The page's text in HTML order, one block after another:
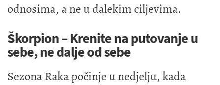
odnosima, a ne u dalekim ciljevima.
Škorpion – Krenite na putovanje u
sebe, ne dalje od sebe
Sezona Raka počinje u nedjelju, kada